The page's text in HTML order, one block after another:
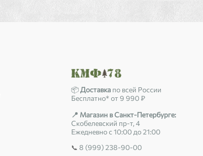
📦Доставка по всей России
Бесплатно* от 9 990 ₽
📍 Магазин в Санкт-Петербурге:
Скобелевский пр-т, 4
Ежедневно с 10:00 до 21:00
📞 8 (999) 238-90-00